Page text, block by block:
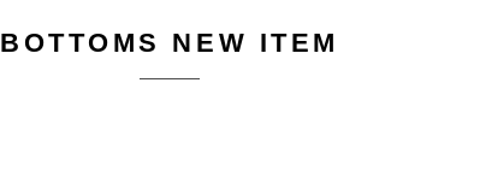
BOTTOMS NEW ITEM